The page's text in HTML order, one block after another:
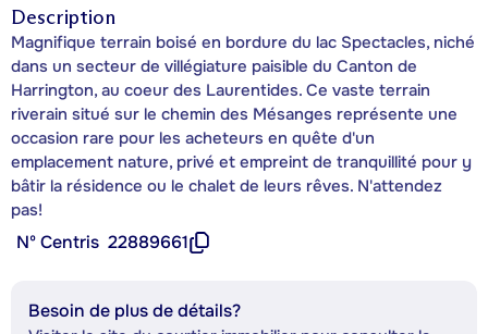
Description
Magnifique terrain boisé en bordure du lac Spectacles, niché
dans un secteur de villégiature paisible du Canton de
Harrington, au coeur des Laurentides. Ce vaste terrain
riverain situé sur le chemin des Mésanges représente une
occasion rare pour les acheteurs en quête d'un
emplacement nature, privé et empreint de tranquillité pour y
bâtir la résidence ou le chalet de leurs rêves. N'attendez
pas!
Nº Centris 22889661
Besoin de plus de détails?